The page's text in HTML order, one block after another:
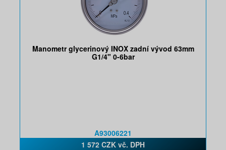
Manometr glycerinový INOX zadní vývod 63mm
G1/4" 0-6bar
A93006221
1 572 CZK vč. DPH